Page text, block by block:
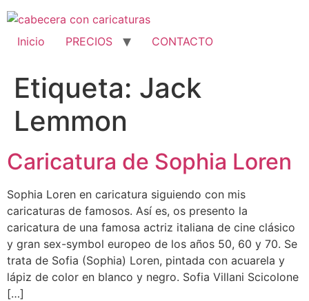
al
contenido
Inicio PRECIOS CONTACTO
Etiqueta: Jack
Lemmon
Caricatura de Sophia Loren
Sophia Loren en caricatura siguiendo con mis
caricaturas de famosos. Así es, os presento la
caricatura de una famosa actriz italiana de cine clásico
y gran sex-symbol europeo de los años 50, 60 y 70. Se
trata de Sofia (Sophia) Loren, pintada con acuarela y
lápiz de color en blanco y negro. Sofia Villani Scicolone
[…]